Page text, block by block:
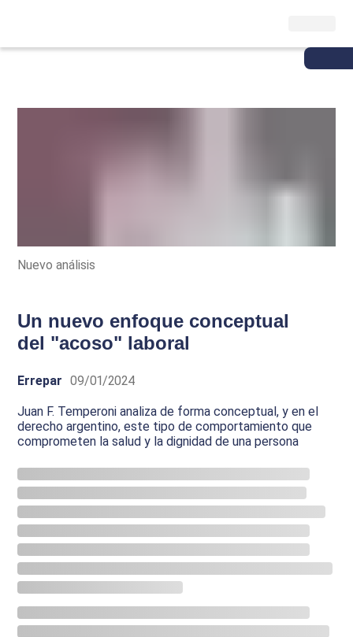
Nuevo análisis
Un nuevo enfoque conceptual
del "acoso" laboral
Errepar 09/01/2024
Juan F. Temperoni analiza de forma conceptual, y en el
derecho argentino, este tipo de comportamiento que
comprometen la salud y la dignidad de una persona